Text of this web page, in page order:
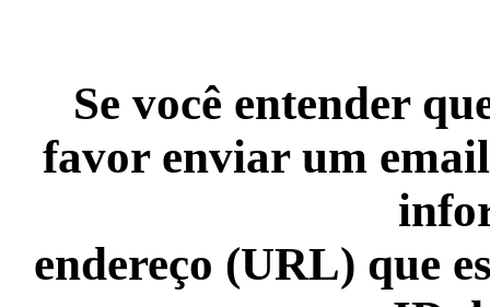
Se você entender
favor enviar um
endereço (URL) que